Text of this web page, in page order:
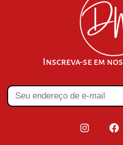
Inscreva-se em